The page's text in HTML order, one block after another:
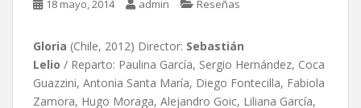
18 mayo, 2014 admin Reseñas
Gloria (Chile, 2012) Director: Sebastián
Lelio / Reparto: Paulina García, Sergio Hernández, Coca
Guazzini, Antonia Santa María, Diego Fontecilla, Fabiola
Zamora, Hugo Moraga, Alejandro Goic, Liliana García,